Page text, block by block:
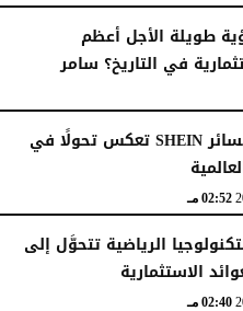
طويلة الأجل أعظم
في التاريخ؟ سامر
سامر شقير: خسائر SHEIN تعكس تحولًا في
02:52 مـ
الرياضية تتحوَّل إلى
الاستثمارية
02:40 مـ